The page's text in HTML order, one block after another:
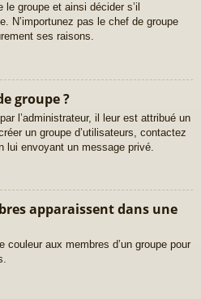
groupe et ainsi décider s’il
N’importunez pas le chef de groupe
ses raisons.
groupe ?
l’administrateur, il leur est attribué un
un groupe d’utilisateurs, contactez
lui envoyant un message privé.
apparaissent dans une
couleur aux membres d’un groupe pour